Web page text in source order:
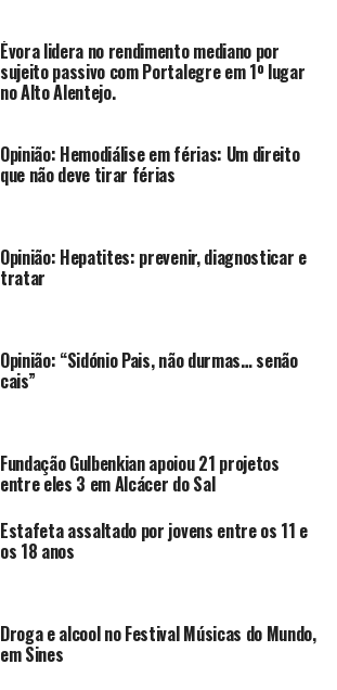
Évora lidera no rendimento mediano por
sujeito passivo com Portalegre em 1º lugar
no Alto Alentejo.
Opinião: Hemodiálise em férias: Um direito
que não deve tirar férias
Opinião: Hepatites: prevenir, diagnosticar e
tratar
Opinião: “Sidónio Pais, não durmas… senão
cais”
Fundação Gulbenkian apoiou 21 projetos
entre eles 3 em Alcácer do Sal
Estafeta assaltado por jovens entre os 11 e
os 18 anos
Droga e alcool no Festival Músicas do Mundo,
em Sines